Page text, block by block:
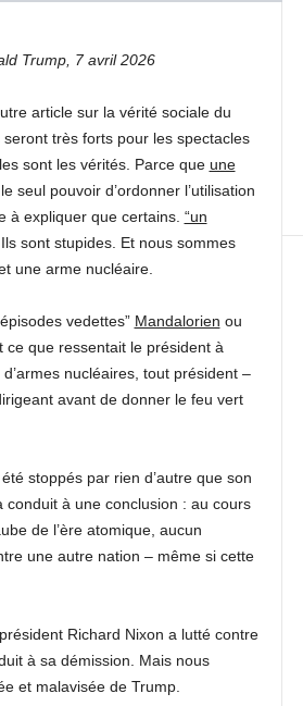
Trump, 7 avril 2026
article sur la vérité sociale du
très forts pour les spectacles
sont les vérités. Parce que une
seul pouvoir d’ordonner l’utilisation
à expliquer que certains. “un
sont stupides. Et nous sommes
une arme nucléaire.
vedettes” Mandalorien ou
ce que ressentait le président à
nucléaires, tout président –
avant de donner le feu vert
stoppés par rien d’autre que son
conduit à une conclusion : au cours
de l’ère atomique, aucun
une autre nation – même si cette
Richard Nixon a lutté contre
à sa démission. Mais nous
et malavisée de Trump.